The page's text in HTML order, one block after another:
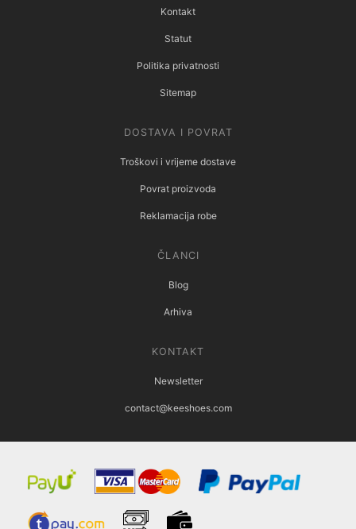
Kontakt
Statut
Politika privatnosti
Sitemap
DOSTAVA I POVRAT
Troškovi i vrijeme dostave
Povrat proizvoda
Reklamacija robe
ČLANCI
Blog
Arhiva
KONTAKT
Newsletter
contact@keeshoes.com